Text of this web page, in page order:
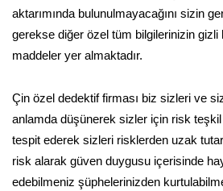
aktarımında bulunulmayacağını sizin
gerekse diğer özel tüm bilgilerinizin gizli
maddeler yer almaktadır.
Çin özel dedektif firması biz sizleri ve
anlamda düşünerek sizler için risk
tespit ederek sizleri risklerden uzak
risk alarak güven duygusu içerisinde
edebilmeniz şüphelerinizden